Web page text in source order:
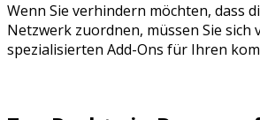
Wenn Sie verhindern möchten, dass
Netzwerk zuordnen, müssen Sie
spezialisierten Add-Ons für Ihren